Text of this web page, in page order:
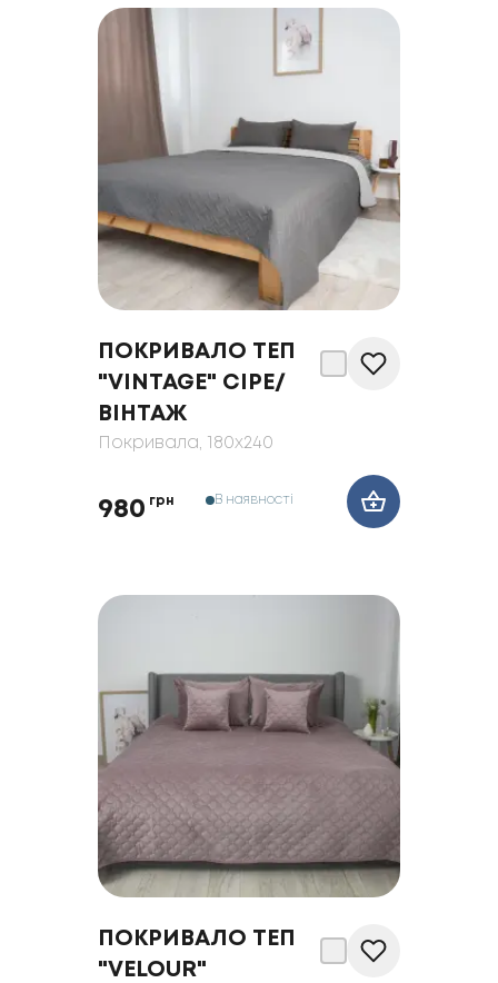
ПОКРИВАЛО ТЕП
"VINTAGE" СІРЕ/
ВІНТАЖ
Покривала, 180x240
980 грн В наявності
ПОКРИВАЛО ТЕП
"VELOUR"